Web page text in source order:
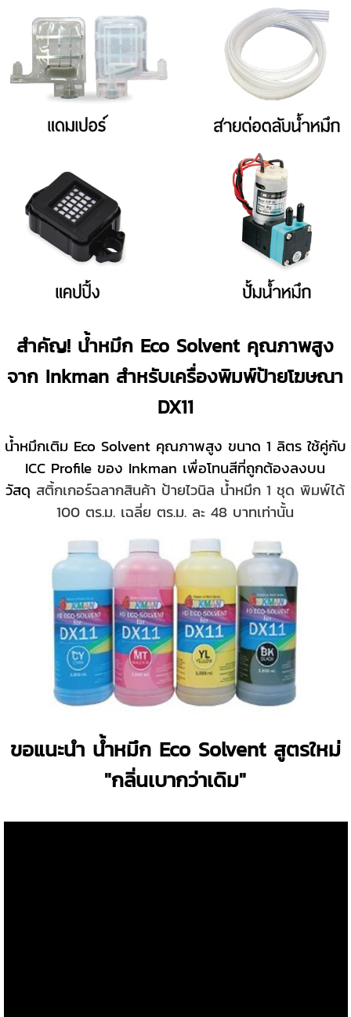
สำคัญ! น้ำหมึก Eco Solvent คุณภาพสูง
จาก Inkman สำหรับเครื่องพิมพ์ป้ายโฆษณา
DX11
น้ำหมึกเติม Eco Solvent คุณภาพสูง ขนาด 1 ลิตรใช้คู่กับ
ICC Profile ของ Inkman เพื่อโทนสีที่ถูกต้องลงบน
วัสดุ สติ้กเกอร์ฉลากสินค้า ป้ายไวนิล น้ำหมึก 1 ชุดพิมพ์ได้
100 ตร.ม. เฉลี่ย ตร.ม. ละ 48 บาทเท่านั้น
ขอแนะนำ น้ำหมึก Eco Solvent สูตรใหม่
"กลิ่นเบากว่าเดิม"